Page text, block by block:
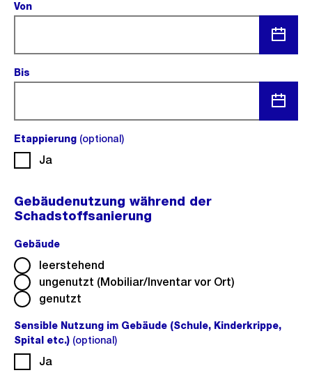
Von
Bis
Etappierung (optional)
Ja
Gebäudenutzung während der
Schadstoffsanierung
Gebäude
leerstehend
ungenutzt (Mobiliar/Inventar vor Ort)
genutzt
Sensible Nutzung im Gebäude (Schule, Kinderkrippe,
Spital etc.) (optional)
Ja